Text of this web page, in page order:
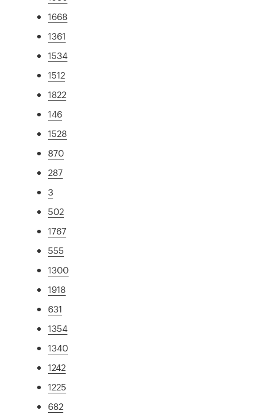
1668
1361
1534
1512
1822
146
1528
870
287
3
502
1767
555
1300
1918
631
1354
1340
1242
1225
682